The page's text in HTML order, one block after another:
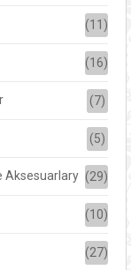
(11)
(16)
(7)
(5)
Aksesuarlary (29)
(10)
(27)